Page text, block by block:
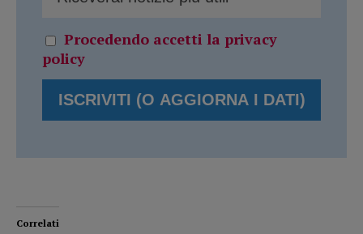
Procedendo accetti la privacy
policy
Correlati